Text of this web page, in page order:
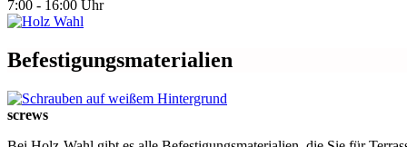
7:00 - 16:00 Uhr
Befestigungsmaterialien
screws